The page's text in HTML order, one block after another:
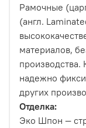
Рамочные
(англ.
материалов,
производства.
надежно
других
Отделка:
Эко Шпон —